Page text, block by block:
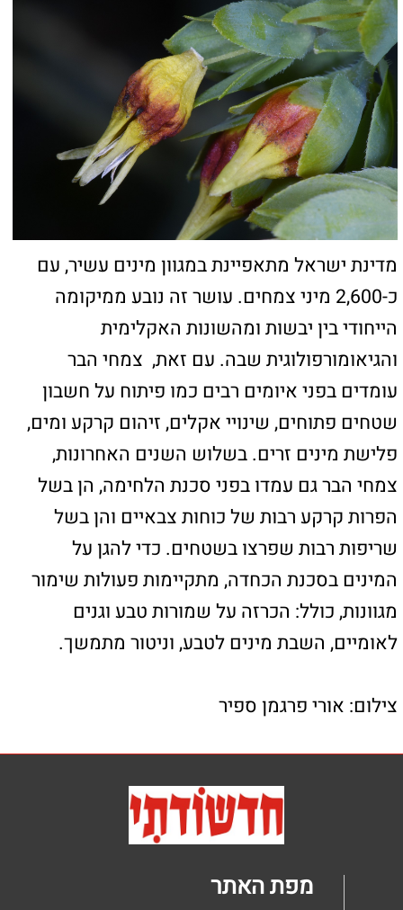
כאן יכולים להופיע כל מיני קישורים
כאן יכולים להופיע כל מיני קישורים
כאן יכולים להופיע כל מיני קישורים
צור קשר
טלפון: 04-8626336
פקס: 1534-6323582
מייל: ladaat@013net.net
לכתבים יש לפנות
במייל: ladaat1@013net.net​
קידום פלוס -בניית אתרי תדמית לעסקים